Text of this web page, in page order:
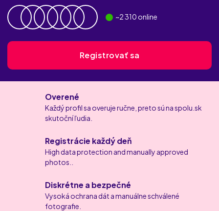
~2 310 online
Registrovať sa
Overené
Každý profil sa overuje ručne, preto sú na spolu.sk
skutoční ľudia.
Registrácie každý deň
High data protection and manually approved
photos..
Diskrétne a bezpečné
Vysoká ochrana dát a manuálne schválené
fotografie.